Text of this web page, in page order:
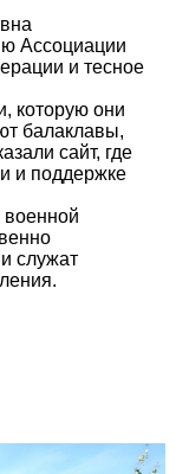
Ассоциации
и тесное
которую они
балаклавы,
сайт, где
и поддержке
военной
служат